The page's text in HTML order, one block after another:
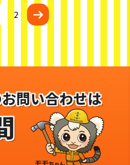
2
問い合わせは